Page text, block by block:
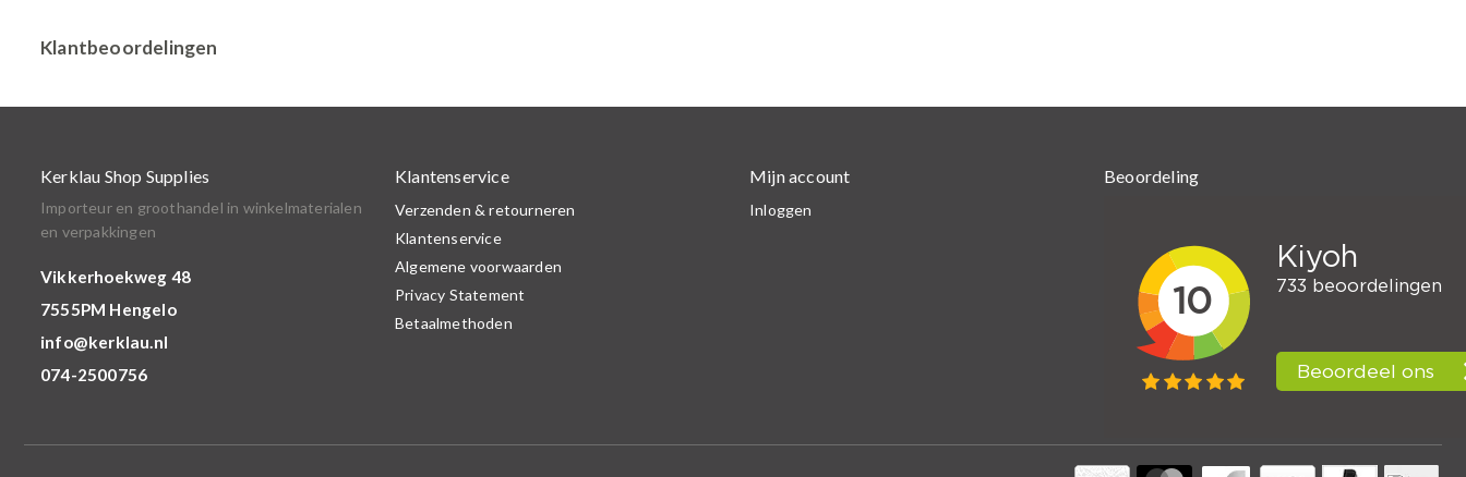
Klantbeoordelingen
Kerklau Shop Supplies
Importeur en groothandel in winkelmaterialen
en verpakkingen
Vikkerhoekweg 48
7555PM Hengelo
info@kerklau.nl
074-2500756
Klantenservice
Verzenden & retourneren
Klantenservice
Algemene voorwaarden
Privacy Statement
Betaalmethoden
Mijn account
Inloggen
Beoordeling